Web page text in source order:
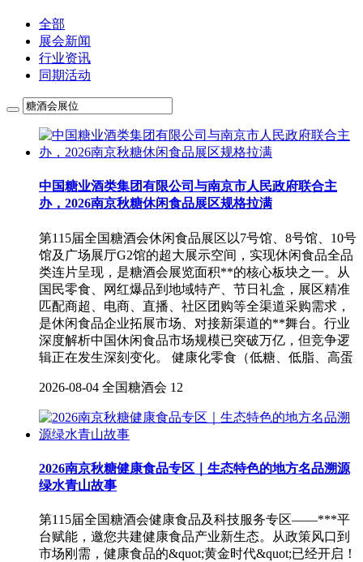
全部
展会新闻
行业资讯
同期活动
中国糖业酒类集团有限公司与南京市人民政府联合主
办，2026南京秋糖休闲食品展区规格拉满
第115届全国糖酒会休闲食品展区以7号馆、8号馆、10号
馆及广场展厅G2馆的超大展示空间，实现休闲食品全品
类连片呈现，是糖酒会展览面积**的核心板块之一。从
国民零食、网红爆品到地域特产、节日礼盒，展区精准
匹配商超、电商、直播、社区团购等全渠道采购需求，
是休闲食品企业拓展市场、对接新渠道的**舞台。行业
深度解析中国休闲食品市场规模已突破万亿，但竞争逻
辑正在发生深刻变化。 健康化零食（低糖、低脂、高蛋
2026-08-04 全国糖酒会 12
2026南京秋糖健康食品专区｜生态特色的地方名品溯源
绿水青山故事
第115届全国糖酒会健康食品及科技服务专区——***平
台赋能，邀您共建健康食品产业新生态。从政策风口到
市场刚需，健康食品的&quot;黄金时代&quot;已经开启！